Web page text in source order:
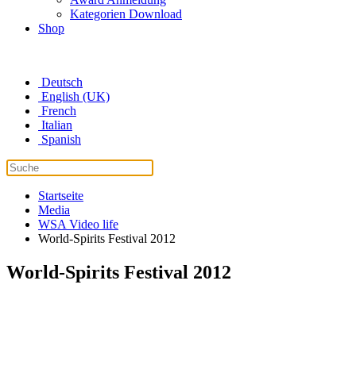
Kategorien Download
Shop
Deutsch
English (UK)
French
Italian
Spanish
Startseite
Media
WSA Video life
World-Spirits Festival 2012
World-Spirits Festival 2012